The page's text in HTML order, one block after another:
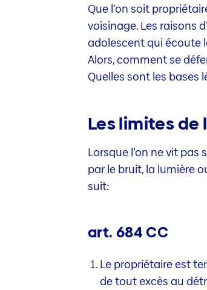
Que l’on soit
voisinage. Les raisons
adolescent qui écoute
Alors, comment se
Quelles sont les bases
Les limites
Lorsque l’on ne vit
par le bruit, la lumière
suit:
art. 684 CC
Le propriétaire est
de tout excès au